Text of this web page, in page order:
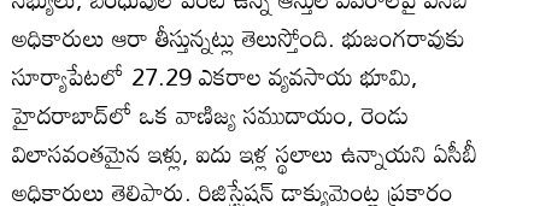
అధికారులు ఆరా తీస్తున్నట్లు తెలుస్తోంది. భుజంగరావుకు
సూర్యాపేటలో 27.29 ఎకరాల వ్యవసాయ భూమి,
హైదరాబాద్‌లో ఒక వాణిజ్య సముదాయం, రెండు
విలాసవంతమైన ఇళ్లు, ఐదు ఇళ్ల స్థలాలు ఉన్నాయని ఏసీబీ
అధికారులు తెలిపారు. రిజిస్ట్రేషన్‌ డాక్యుమెంట్ల ప్రకారం